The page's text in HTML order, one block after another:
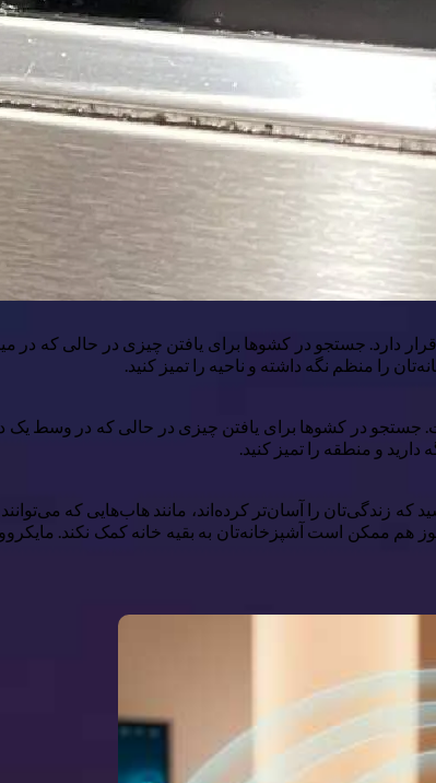
دارد. جستجو در کشوها برای یافتن چیزی در حالی که
را منظم نگه داشته و ناحیه را تمیز کنید.
و منطقه را تمیز کنید.
زندگی‌تان را آسان‌تر کرده‌اند، مانند هاب‌هایی که
هم ممکن است آشپزخانه‌تان به بقیه خانه کمک نکند.